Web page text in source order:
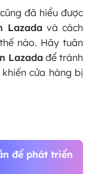
đã hiểu được
Lazadavà cách
nào. Hãy tuân
Lazadađể tránh
cửa hàng bị
để phát triển